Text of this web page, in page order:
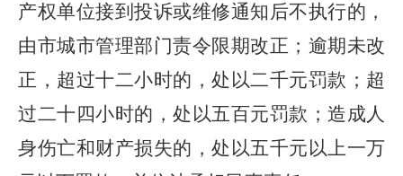
产权单位接到投诉或维修通知后不执行的，
由市城市管理部门责令限期改正；逾期未改
正，超过十二小时的，处以二千元罚款；超
过二十四小时的，处以五百元罚款；造成人
身伤亡和财产损失的，处以五千元以上一万